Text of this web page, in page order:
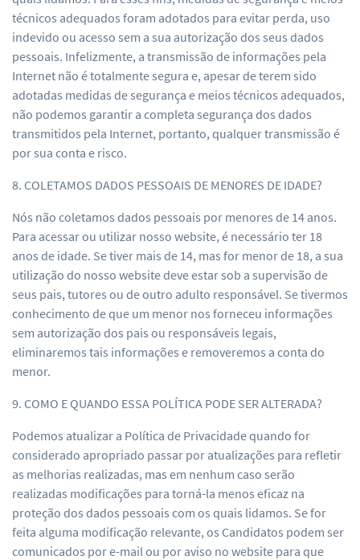
técnicos adequados foram adotados para evitar perda, uso
indevido ou acesso sem a sua autorização dos seus dados
pessoais. Infelizmente, a transmissão de informações pela
Internet não é totalmente segura e, apesar de terem sido
adotadas medidas de segurança e meios técnicos adequados,
não podemos garantir a completa segurança dos dados
transmitidos pela Internet, portanto, qualquer transmissão é
por sua conta e risco.
8. COLETAMOS DADOS PESSOAIS DE MENORES DE IDADE?
Nós não coletamos dados pessoais por menores de 14 anos.
Para acessar ou utilizar nosso website, é necessário ter 18
anos de idade. Se tiver mais de 14, mas for menor de 18, a sua
utilização do nosso website deve estar sob a supervisão de
seus pais, tutores ou de outro adulto responsável. Se tivermos
conhecimento de que um menor nos forneceu informações
sem autorização dos pais ou responsáveis legais,
eliminaremos tais informações e removeremos a conta do
menor.
9. COMO E QUANDO ESSA POLÍTICA PODE SER ALTERADA?
Podemos atualizar a Política de Privacidade quando for
considerado apropriado passar por atualizações para refletir
as melhorias realizadas, mas em nenhum caso serão
realizadas modificações para torná-la menos eficaz na
proteção dos dados pessoais com os quais lidamos. Se for
feita alguma modificação relevante, os Candidatos podem ser
comunicados por e-mail ou por aviso no website para que